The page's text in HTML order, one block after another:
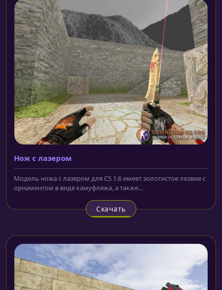
Нож с лазером
Модель ножа с лазером для CS 1.6 имеет золотистое лезвие с
орнаментом в виде камуфляжа, а также...
Скачать